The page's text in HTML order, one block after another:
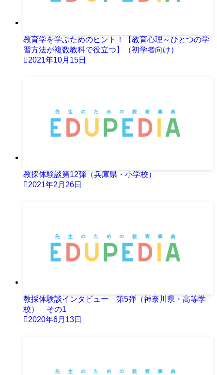
教育学を学ぶためのヒント！【教育心理～ひとつの学
習方法が複数教科で役立つ】（初学者向け）
2021年10月15日
教採体験談第12弾（兵庫県・小学校）
2021年2月26日
教採体験談インタビュー 第5弾（神奈川県・高等学
校） その1
2020年6月13日